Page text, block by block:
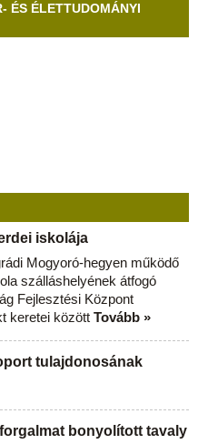
ÉS ÉLETTUDOMÁNYI
iskolája
Mogyoró-hegyen működő
szálláshelyének átfogó
Fejlesztési Központ
keretei között Tovább »
tulajdonosának
bonyolított tavaly